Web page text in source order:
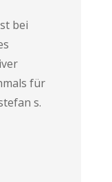
bei
für
s.